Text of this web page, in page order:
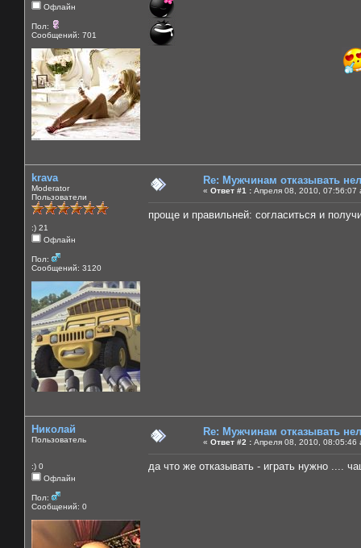
Офлайн
Пол:
Сообщений: 701
krava
Moderator
Пользователи
:) 21
Офлайн
Пол:
Сообщений: 3120
Re: Мужчинам отказывать
« Ответ #1 : Апреля 08, 2010, 07:56:07
проще и правильней: согласиться и
Николай
Пользователь
:) 0
Офлайн
Пол:
Сообщений: 0
Re: Мужчинам отказывать
« Ответ #2 : Апреля 08, 2010, 08:05:46
да что же отказывать - играть нужно ....